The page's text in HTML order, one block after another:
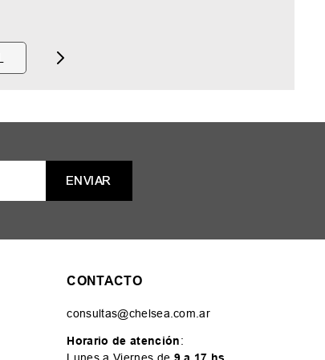
ENVIAR
CONTACTO
consultas@chelsea.com.ar
Horario de atención:
Lunes a Viernes de 9 a 17 hs